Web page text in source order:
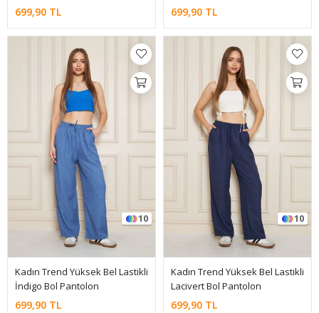
699,90 TL 699,90 TL
10
Kadın Trend Yüksek Bel Lastikli
İndigo Bol Pantolon
699,90 TL
10
Kadın Trend Yüksek Bel Lastikli
Lacivert Bol Pantolon
699,90 TL